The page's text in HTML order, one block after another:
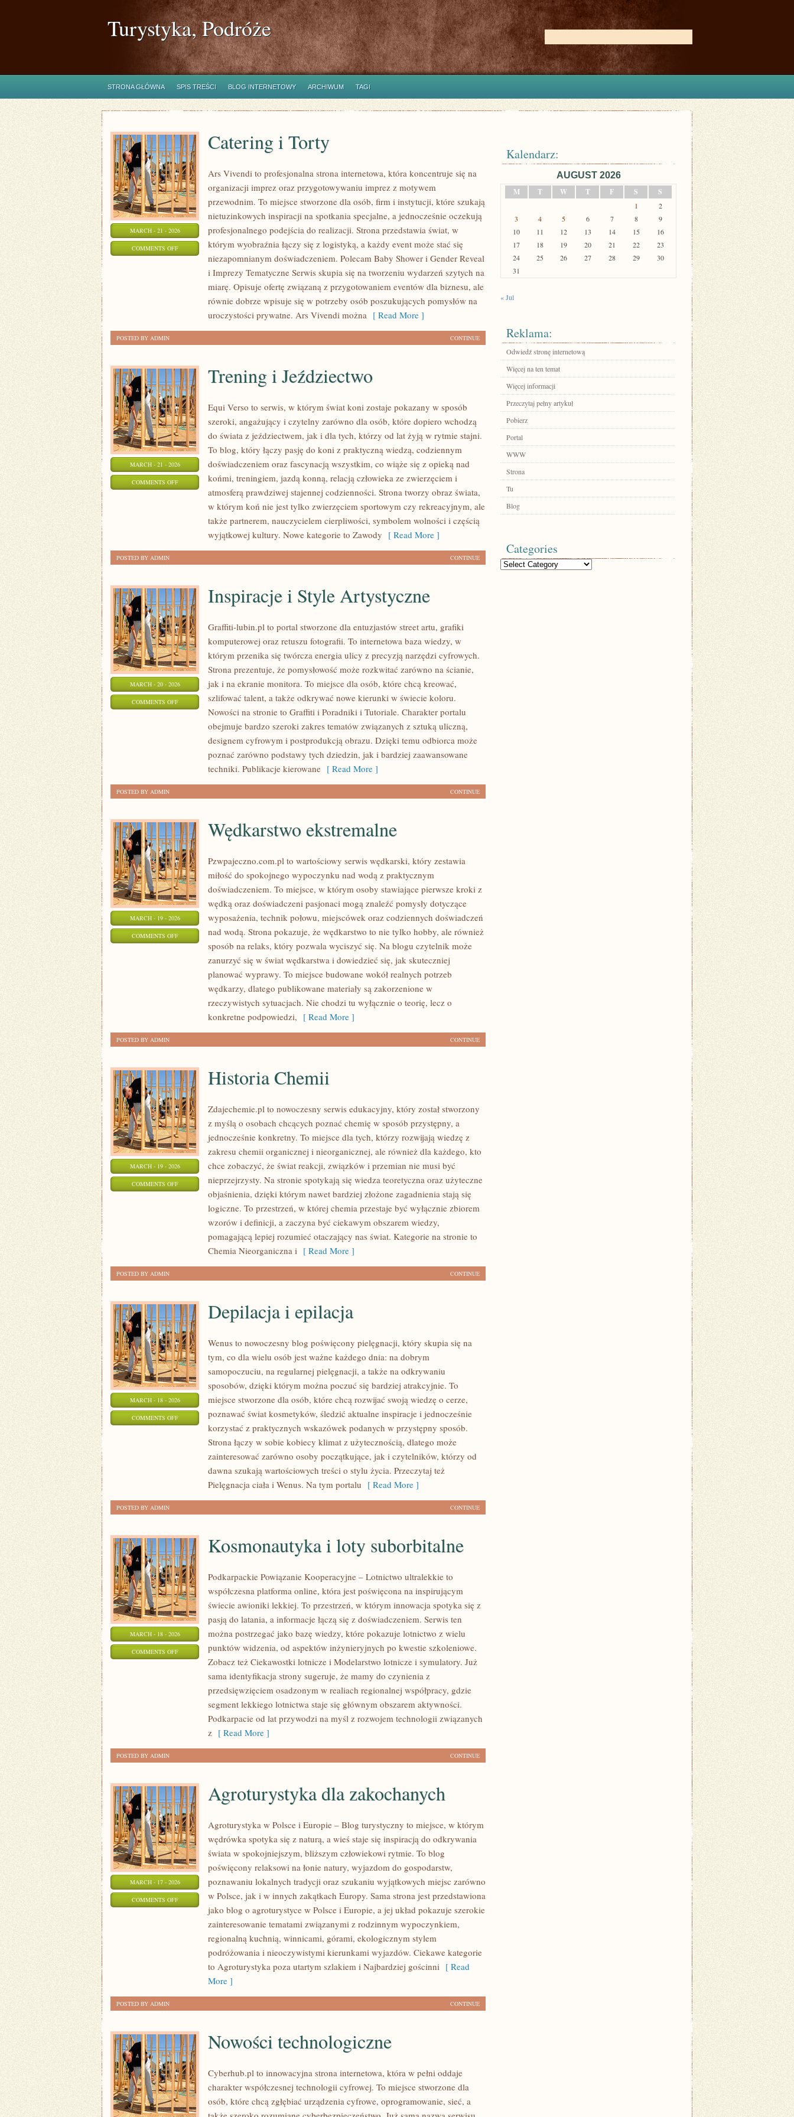
Turystyka, Podróże
STRONA GŁÓWNA SPIS TREŚCI BLOG INTERNETOWY ARCHIWUM TAGI
MARCH - 21 - 2026
COMMENTS OFFON
Catering i Torty
Ars Vivendi to profesjonalna strona internetowa, która koncentruje się na
organizacji imprez oraz przygotowywaniu imprez z motywem
przewodnim. To miejsce stworzone dla osób, firm i instytucji, które szukają
nietuzinkowych inspiracji na spotkania specjalne, a jednocześnie oczekują
profesjonalnego podejścia do realizacji. Strona przedstawia świat, w
którym wyobraźnia łączy się z logistyką, a każdy event może stać się
niezapomnianym doświadczeniem. Polecam Baby Shower i Gender Reveal
i Imprezy Tematyczne Serwis skupia się na tworzeniu wydarzeń szytych na
miarę. Opisuje ofertę związaną z przygotowaniem eventów dla biznesu, ale
równie dobrze wpisuje się w potrzeby osób poszukujących pomysłów na
uroczystości prywatne. Ars Vivendi można [ Read More ]
CONTINUE
POSTED BY ADMIN
MARCH - 21 - 2026
COMMENTS OFFON
JEŹDZIECTWO
Trening i Jeździectwo
Equi Verso to serwis, w którym świat koni zostaje pokazany w sposób
szeroki, angażujący i czytelny zarówno dla osób, które dopiero wchodzą
do świata z jeździectwem, jak i dla tych, którzy od lat żyją w rytmie stajni.
To blog, który łączy pasję do koni z praktyczną wiedzą, codziennym
doświadczeniem oraz fascynacją wszystkim, co wiąże się z opieką nad
końmi, treningiem, jazdą konną, relacją człowieka ze zwierzęciem i
atmosferą prawdziwej stajennej codzienności. Strona tworzy obraz świata,
w którym koń nie jest tylko zwierzęciem sportowym czy rekreacyjnym, ale
także partnerem, nauczycielem cierpliwości, symbolem wolności i częścią
wyjątkowej kultury. Nowe kategorie to Zawody [ Read More ]
CONTINUE
POSTED BY ADMIN
MARCH - 20 - 2026
COMMENTS OFFON
INSPIRACJE
ARTYSTYCZNE
Inspiracje i Style Artystyczne
Graffiti-lubin.pl to portal stworzone dla entuzjastów street artu, grafiki
komputerowej oraz retuszu fotografii. To internetowa baza wiedzy, w
którym przenika się twórcza energia ulicy z precyzją narzędzi cyfrowych.
Strona prezentuje, że pomysłowość może rozkwitać zarówno na ścianie,
jak i na ekranie monitora. To miejsce dla osób, które chcą kreować,
szlifować talent, a także odkrywać nowe kierunki w świecie koloru.
Nowości na stronie to Graffiti i Poradniki i Tutoriale. Charakter portalu
obejmuje bardzo szeroki zakres tematów związanych z sztuką uliczną,
designem cyfrowym i postprodukcją obrazu. Dzięki temu odbiorca może
poznać zarówno podstawy tych dziedzin, jak i bardziej zaawansowane
techniki. Publikacje kierowane [ Read More ]
CONTINUE
POSTED BY ADMIN
MARCH - 19 - 2026
COMMENTS OFFON
WĘDKARSTWO
EKSTREMALNE
Wędkarstwo ekstremalne
Pzwpajeczno.com.pl to wartościowy serwis wędkarski, który zestawia
miłość do spokojnego wypoczynku nad wodą z praktycznym
doświadczeniem. To miejsce, w którym osoby stawiające pierwsze kroki z
wędką oraz doświadczeni pasjonaci mogą znaleźć pomysły dotyczące
wyposażenia, technik połowu, miejscówek oraz codziennych doświadczeń
nad wodą. Strona pokazuje, że wędkarstwo to nie tylko hobby, ale również
sposób na relaks, który pozwala wyciszyć się. Na blogu czytelnik może
zanurzyć się w świat wędkarstwa i dowiedzieć się, jak skuteczniej
planować wyprawy. To miejsce budowane wokół realnych potrzeb
wędkarzy, dlatego publikowane materiały są zakorzenione w
rzeczywistych sytuacjach. Nie chodzi tu wyłącznie o teorię, lecz o
konkretne podpowiedzi, [ Read More ]
CONTINUE
POSTED BY ADMIN
MARCH - 19 - 2026
COMMENTS OFFON
Historia Chemii
Zdajechemie.pl to nowoczesny serwis edukacyjny, który został stworzony
z myślą o osobach chcących poznać chemię w sposób przystępny, a
jednocześnie konkretny. To miejsce dla tych, którzy rozwijają wiedzę z
zakresu chemii organicznej i nieorganicznej, ale również dla każdego, kto
chce zobaczyć, że świat reakcji, związków i przemian nie musi być
nieprzejrzysty. Na stronie spotykają się wiedza teoretyczna oraz użyteczne
objaśnienia, dzięki którym nawet bardziej złożone zagadnienia stają się
logiczne. To przestrzeń, w której chemia przestaje być wyłącznie zbiorem
wzorów i definicji, a zaczyna być ciekawym obszarem wiedzy,
pomagającą lepiej rozumieć otaczający nas świat. Kategorie na stronie to
Chemia Nieorganiczna i [ Read More ]
CONTINUE
POSTED BY ADMIN
MARCH - 18 - 2026
COMMENTS OFFON
Depilacja i epilacja
Wenus to nowoczesny blog poświęcony pielęgnacji, który skupia się na
tym, co dla wielu osób jest ważne każdego dnia: na dobrym
samopoczuciu, na regularnej pielęgnacji, a także na odkrywaniu
sposobów, dzięki którym można poczuć się bardziej atrakcyjnie. To
miejsce stworzone dla osób, które chcą rozwijać swoją wiedzę o cerze,
poznawać świat kosmetyków, śledzić aktualne inspiracje i jednocześnie
korzystać z praktycznych wskazówek podanych w przystępny sposób.
Strona łączy w sobie kobiecy klimat z użytecznością, dlatego może
zainteresować zarówno osoby początkujące, jak i czytelników, którzy od
dawna szukają wartościowych treści o stylu życia. Przeczytaj też
Pielęgnacja ciała i Wenus. Na tym portalu [ Read More ]
CONTINUE
POSTED BY ADMIN
MARCH - 18 - 2026
COMMENTS OFFON
KOSMONAUTYKA
SUBORBITALNE
Kosmonautyka i loty suborbitalne
Podkarpackie Powiązanie Kooperacyjne – Lotnictwo ultralekkie to
współczesna platforma online, która jest poświęcona na inspirującym
świecie awioniki lekkiej. To przestrzeń, w którym innowacja spotyka się z
pasją do latania, a informacje łączą się z doświadczeniem. Serwis ten
można postrzegać jako bazę wiedzy, które pokazuje lotnictwo z wielu
punktów widzenia, od aspektów inżynieryjnych po kwestie szkoleniowe.
Zobacz też Ciekawostki lotnicze i Modelarstwo lotnicze i symulatory. Już
sama identyfikacja strony sugeruje, że mamy do czynienia z
przedsięwzięciem osadzonym w realiach regionalnej współpracy, gdzie
segment lekkiego lotnictwa staje się głównym obszarem aktywności.
Podkarpacie od lat przywodzi na myśl z rozwojem technologii związanych
z [ Read More ]
CONTINUE
POSTED BY ADMIN
MARCH - 17 - 2026
COMMENTS OFFON
AGROTURYSTYKA
ZAKOCHANYCH
Agroturystyka dla zakochanych
Agroturystyka w Polsce i Europie – Blog turystyczny to miejsce, w którym
wędrówka spotyka się z naturą, a wieś staje się inspiracją do odkrywania
świata w spokojniejszym, bliższym człowiekowi rytmie. To blog
poświęcony relaksowi na łonie natury, wyjazdom do gospodarstw,
poznawaniu lokalnych tradycji oraz szukaniu wyjątkowych miejsc zarówno
w Polsce, jak i w innych zakątkach Europy. Sama strona jest przedstawiona
jako blog o agroturystyce w Polsce i Europie, a jej układ pokazuje szerokie
zainteresowanie tematami związanymi z rodzinnym wypoczynkiem,
regionalną kuchnią, winnicami, górami, ekologicznym stylem
podróżowania i nieoczywistymi kierunkami wyjazdów. Ciekawe kategorie
to Agroturystyka poza utartym szlakiem i Najbardziej gościnni [ Read
More ]
CONTINUE
POSTED BY ADMIN
Nowości technologiczne
Cyberhub.pl to innowacyjna strona internetowa, która w pełni oddaje
charakter współczesnej technologii cyfrowej. To miejsce stworzone dla
osób, które chcą zgłębiać urządzenia cyfrowe, oprogramowanie, sieć, a
Kalendarz:
AUGUST 2026
M
T W T F S S
1
2
3
4 5 6 7 8
9
10
11 12 13 14 15
16
17
18 19 20 21 22
23
24
25 26 27 28 29
30
31
« Jul
Reklama:
Odwiedź stronę internetową
Więcej na ten temat
Więcej informacji
Przeczytaj pełny artykuł
Pobierz
Portal
WWW
Strona
Tu
Blog
Categories
Categories